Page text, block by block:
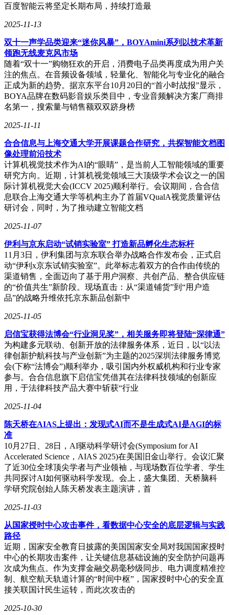
百度智能云将坚定长期布局，持续打造最
2025-11-13
双十一声学品类迎来“迷你风暴”，BOYAmini系列以技术革新
领跑无线麦克风市场
随着“双十一”购物狂欢的开启，消费电子品类再度成为用户关
注的焦点。在音频设备领域，轻量化、智能化与专业化的融合
正成为新的趋势。据京东平台10月20日的“首小时战报”显示，
BOYA品牌在数码影音娱乐类目中，专业音频解决方案厂商排
名第一，搜索量与销售额双双跻身榜
2025-11-11
合合信息与上海交通大学开展课题合作研究，共探智能文档图
像处理前沿技术
计算机视觉技术作为AI的“眼睛”，是当前人工智能领域的重要
研究方向。近期，计算机视觉领域三大顶级学术会议之一的国
际计算机视觉大会(ICCV 2025)顺利举行。会议期间，合合信
息联合上海交通大学等机构主办了首届VQualA视觉质量评估
研讨会，同时，为了推动建立智能文档
2025-11-07
伊利与京东启动“试销实验室” 打造新品孵化生态标杆
11月3日，伊利集团与京东联合举办战略合作发布会，正式启
动“伊利x京东试销实验室”。此举标志着双方的合作由传统的
渠道销售，全面迈向了基于用户洞察、共创产品、整合供应链
的“价值共生”新阶段。现场直击：从“渠道铺货”到“用户造
品”的战略升维依托京东新品创新中
2025-11-05
启信宝获得法博会“行业洞见奖”，相关服务即将登陆“深律通”
为构建多元联动、创新开放的法律服务体系，近日，以“以法
律创新护航科技与产业创新”为主题的2025深圳法律服务博览
会(下称“法博会”)顺利举办，吸引国内外权威机构和行业专家
参与。合合信息旗下启信宝凭借其在法律科技领域的创新应
用，于法律科技产品大赛中斩获“行业
2025-11-04
陈天桥在AIAS上提出：发现式AI而不是生成式AI是AGI的标
准
10月27日、28日，AI驱动科学研讨会(Symposium for AI
Accelerated Science，AIAS 2025)在美国旧金山举行。会议汇聚
了近30位全球顶尖学者与产业领袖，与现场数百位学者、学生
共同探讨AI如何驱动科学发现。会上，盛大集团、天桥脑科
学研究院创始人陈天桥发表主题演讲，首
2025-11-03
从国家授时中心攻击事件，看数据中心安全的底层逻辑与实践
路径
近期，国家安全教育日披露的美国国家安全局对我国国家授时
中心的长期攻击案件，让关键信息基础设施的安全防护问题再
次成为焦点。作为支撑金融交易毫秒级同步、电力调度精准控
制、航空航天轨道计算的“时间中枢”，国家授时中心的安全直
接关联国计民生运转，而此次攻击的
2025-10-30